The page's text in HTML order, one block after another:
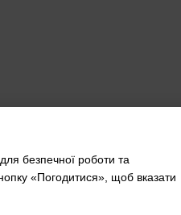
безпечної роботи та
«Погодитися», щоб вказати